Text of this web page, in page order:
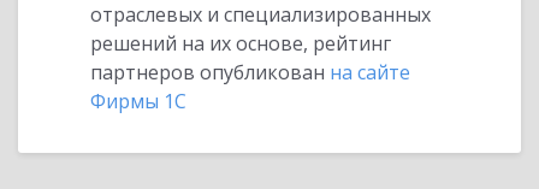
отраслевых и специализированных
решений на их основе, рейтинг
партнеров опубликован на сайте
Фирмы 1С